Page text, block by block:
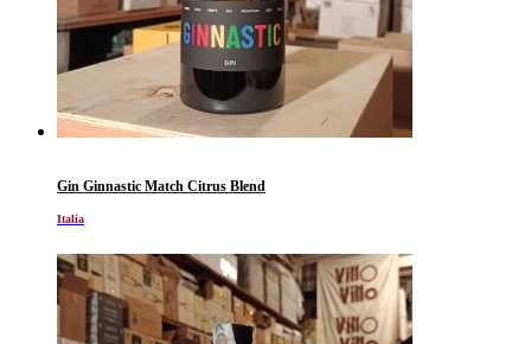
Gin Ginnastic Match Citrus Blend
Italia